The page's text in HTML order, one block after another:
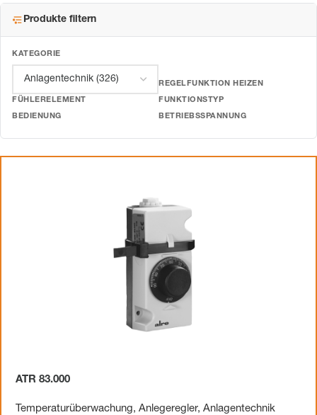
Produkte filtern
KATEGORIE
REGELFUNKTION HEIZEN
FÜHLERELEMENT FUNKTIONSTYP
BEDIENUNG BETRIEBSSPANNUNG
ATR 83.000
Temperaturüberwachung, Anlegeregler, Anlagentechnik